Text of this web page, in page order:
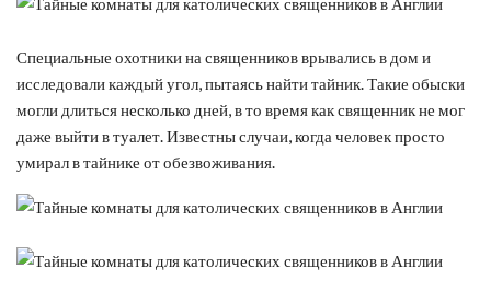
Специальные охотники на священников врывались в дом и
исследовали каждый угол, пытаясь найти тайник. Такие обыски
могли длиться несколько дней, в то время как священник не мог
даже выйти в туалет. Известны случаи, когда человек просто
умирал в тайнике от обезвоживания.